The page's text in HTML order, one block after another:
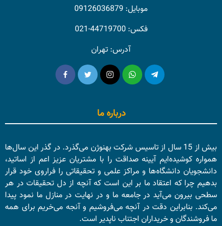
موبایل: 09126036879
فکس: 44719700-021
آدرس: تهران
درباره ما
بیش از 15 سال از تاسیس شرکت بهنوژن می‌گذرد. در گذر این سال‌ها
همواره کوشیده‌ایم آیینه صداقت را با مشتریان عزیز اعم از اساتید،
دانشجویان دانشگاه‌ها و مراکز علمی و تحقیقاتی را فراروی خود قرار
بدهیم چرا که اعتقاد ما بر این است که آنچه از دل تحقیقات در هر
سطحی بیرون می‌آید در جامعه ما و در نهایت در منازل ما نمود پیدا
می‌کند. بنابراین دقت در آنچه می‌فروشیم و آنجه می‌خریم برای همه
ما فروشندگان و خریداران اجتناب ناپدیر است.